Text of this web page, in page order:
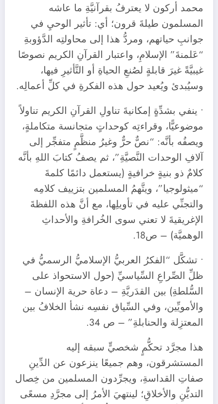
محمد أركون لا يعترفُ بقرآنيَّةِ ما عاشه
المسلمون طيلةَ قرون؛ أي: تأثير الوحيِ في
جوانبِ حياتهم، ومردُّ هذا إلى محاولتِه الدَّؤوبةِ
“عَلمنةَ” الإسلامِ، واعتبار القرآنِ الكريم نصوصًا
غيبيَّةً غيرَ قابلةٍ لصُنعِ الحياةِ أو التَّأثيرِ فيها،
وسيُبدئ ويُعيد حول هذه الفكرةِ في كلِّ أعمالِه.
• ينفي بشدِّةٍ إمكانيةَ تناولِ القرآنِ الكريم تناولاً
موضوعيًّا، وقراءتِه كوحداتٍ متجانسة متكاملةٍ،
ويصفُه بأنَّه: “نصٌّ حرٌّ وغيرُ منظَّمٍ متفجِّر إلى
آلافِ الوحدات النَّصيَّةِ”، ثم يصفُ كتابَ اللهِ بأنَّه
كلامٌ ذو بنيةٍ خرافيةٍ (يستعمل دائمًا كلمةَ
“ميثولوجيا”، ويتَّهمُ المسلمين بتزييف كلامِه
والتجنِّي عليه في تأويلِها، مع أنَّ هذه اللفظةَ
الإغريقيةَ لا تعني سوى الخُرافةِ والأحداثِ
الوهميَّة) – ص18.
• تشكَّل “الفكرُ العربيُّ الإسلاميُّ الرسميُّ في
ظلِّ الصِّراعِ السِّياسيِّ (حول الاستحواذ على
السُّلطةِ) بين القدَريَّةِ – دعاة حرية الإنسان –
والأمويِّين، وفي السِّياق نفسِه نشأ الخلافُ بين
المعتزِلة والحنابلةِ” – ص 34.
هذا مجرَّد تحكُّمٍ شخصيٍّ سبقه إليه
المستشرقون، وهم جميعًا ينزعون عن الدِّينِ
صفاتِ القداسةِ، ويجرِّدون المسلمين من خِصال
التديُّنِ والأخلاقِ؛ لينتهيَ الأمرُ إلى مجرَّدِ مسعًى